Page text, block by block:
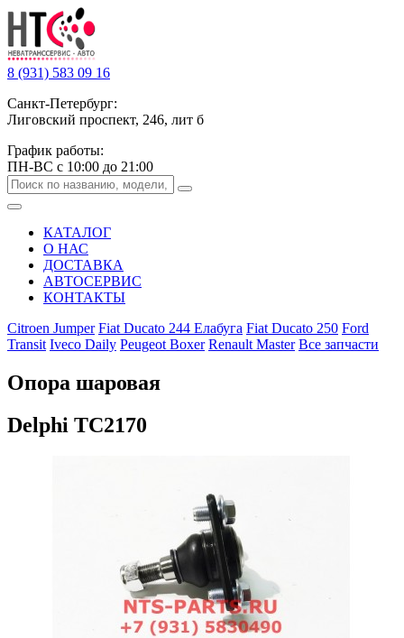
8 (931) 583 09 16
Санкт-Петербург:
Лиговский проспект, 246, лит б
График работы:
ПН-ВС с 10:00 до 21:00
КАТАЛОГ
О НАС
ДОСТАВКА
АВТОСЕРВИС
КОНТАКТЫ
Citroen Jumper Fiat Ducato 244 Елабуга Fiat Ducato 250 Ford
Transit Iveco Daily Peugeot Boxer Renault Master Все запчасти
Опора шаровая
Delphi TC2170